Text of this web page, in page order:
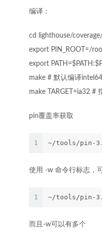
编译：
cd lighthouse/
export PIN_ROOT=/
export
make # 默认编译intel64
make TARGET=ia32 #
pin覆盖率获取
1 ~/tools/pin-
使用 -w 命令行标志，
1 ~/tools/pin-
而且-w可以有多个